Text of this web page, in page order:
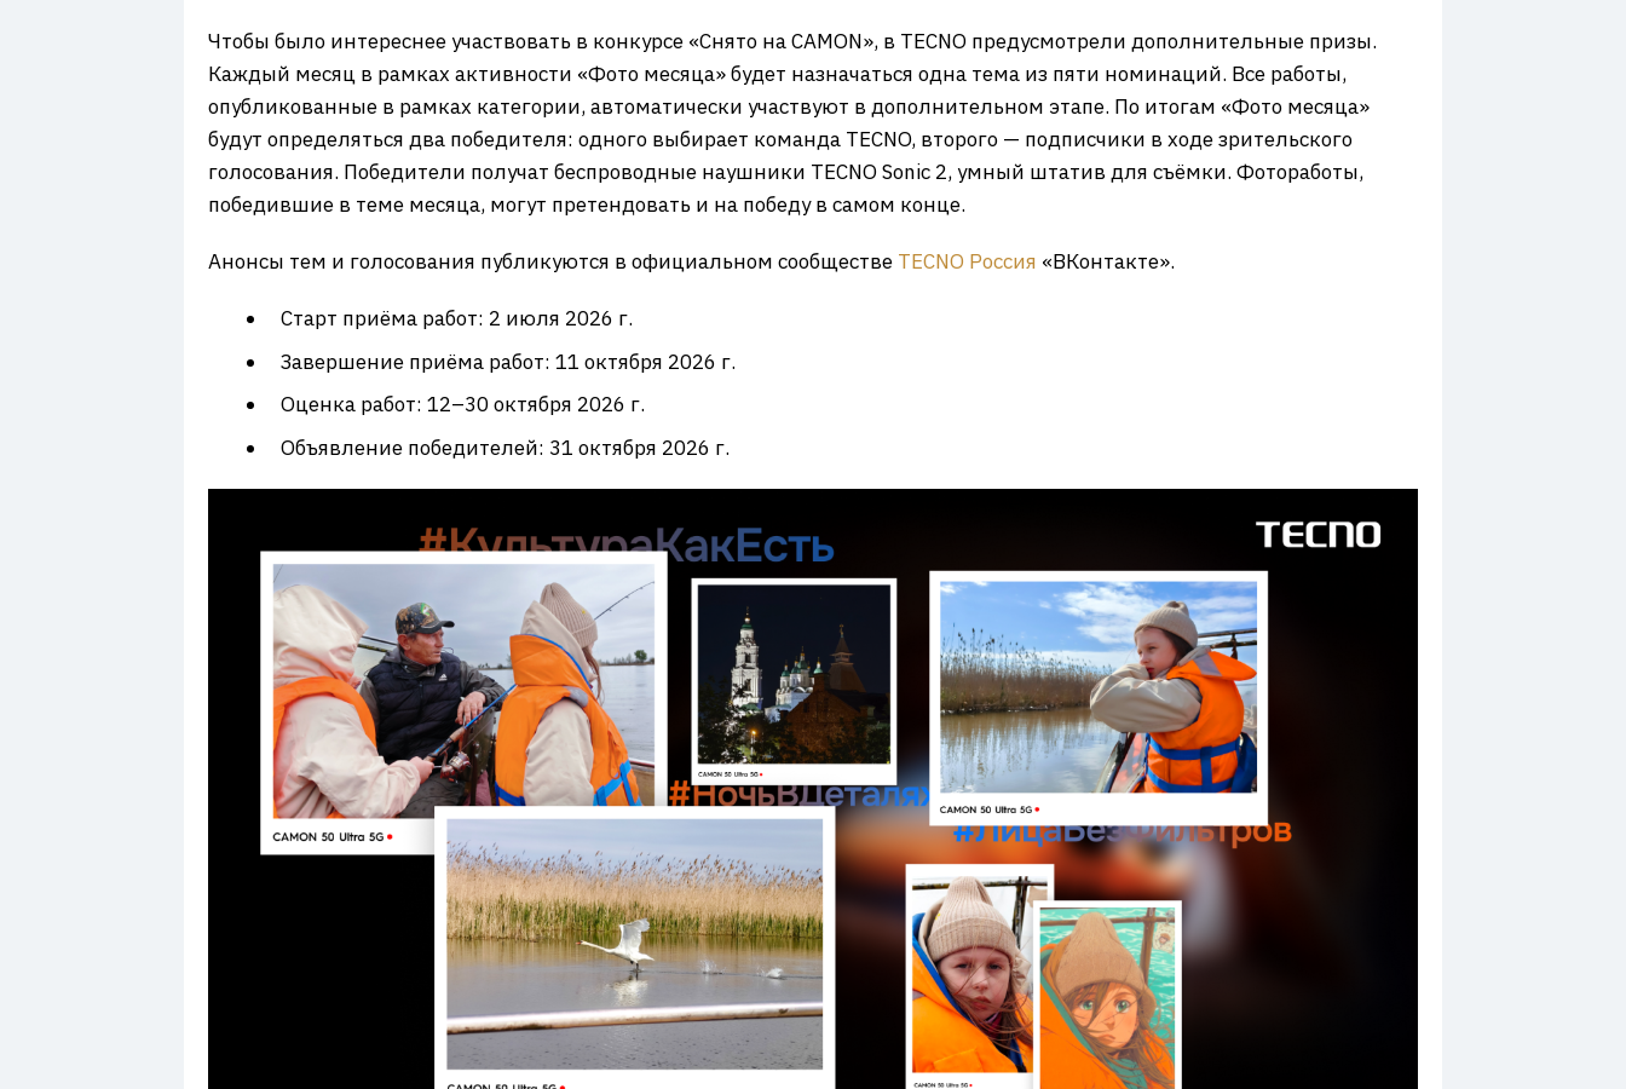
Чтобы было интереснее участвовать в конкурсе «Снято на CAMON», в TECNO предусмотрели дополнительные призы.
Каждый месяц в рамках активности «Фото месяца» будет назначаться одна тема из пяти номинаций. Все работы,
опубликованные в рамках категории, автоматически участвуют в дополнительном этапе. По итогам «Фото месяца»
будут определяться два победителя: одного выбирает команда TECNO, второго — подписчики в ходе зрительского
голосования. Победители получат беспроводные наушники TECNO Sonic 2, умный штатив для съёмки. Фотоработы,
победившие в теме месяца, могут претендовать и на победу в самом конце.
Анонсы тем и голосования публикуются в официальном сообществе TECNO Россия «ВКонтакте».
Старт приёма работ: 2 июля 2026 г.
Завершение приёма работ: 11 октября 2026 г.
Оценка работ: 12–30 октября 2026 г.
Объявление победителей: 31 октября 2026 г.